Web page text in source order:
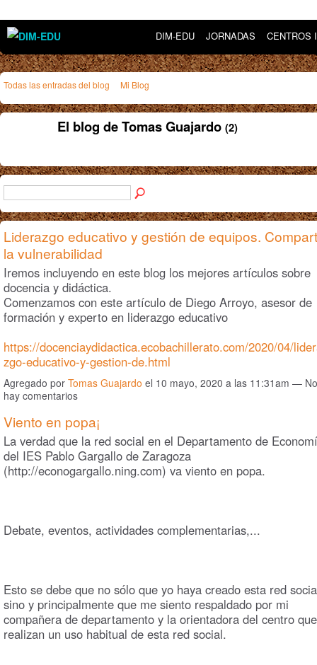
DIM-EDU JORNADAS CENTROS
Todas las entradas del blog Mi Blog
El blog de Tomas Guajardo (2)
Liderazgo educativo y gestión de equipos.
la vulnerabilidad
Iremos incluyendo en este blog los mejores artículos sobre
docencia y didáctica.
Comenzamos con este artículo de Diego Arroyo, asesor de
formación y experto en liderazgo educativo
https://docenciaydidactica.ecobachillerato.com/2020/04/
zgo-educativo-y-gestion-de.html
Agregado por Tomas Guajardo el 10 mayo, 2020 a las 11:31am — No
hay comentarios
Viento en popa¡
La verdad que la red social en el Departamento de
del IES Pablo Gargallo de Zaragoza
(http://econogargallo.ning.com) va viento en popa.
Debate, eventos, actividades complementarias,...
Esto se debe que no sólo que yo haya creado esta red
sino y principalmente que me siento respaldado por mi
compañera de departamento y la orientadora del centro que
realizan un uso habitual de esta red social.